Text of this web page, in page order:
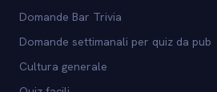
Domande Bar Trivia
Domande settimanali per quiz da pub
Cultura generale